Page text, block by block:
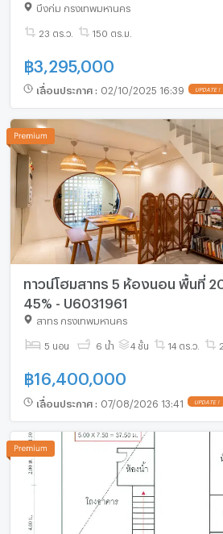
บึงกุ่ม กรุงเทพมหานคร
23 ตร.ว. 150 ตร.ม.
฿3,295,000
เลื่อนประกาศ : 02/10/2025 16:39 UPDATE !
ทาวน์โฮมสาทร 5 ห้องนอน พื้นที่
45% - U6031961
สาทร กรุงเทพมหานคร
5 นอน 6 น้ำ 4 ชั้น 14 ตร.ว.
฿16,400,000
เลื่อนประกาศ : 07/08/2026 13:41 UPDATE !